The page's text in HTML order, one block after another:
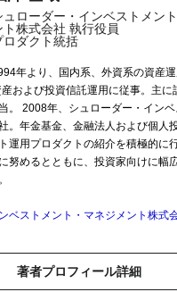
ュローダー・インベストメン
ト株式会社 執行役員
ロダクト統括
年より、国内系、外資系の資産
産および投資信託運用に従事。主に
。 2008年、シュローダー・インベ
。年金基金、金融法人および個人
運用プロダクトの紹介を積極的に
努めるとともに、投資家向けに幅
ベストメント・マネジメント株式
著者プロフィール詳細